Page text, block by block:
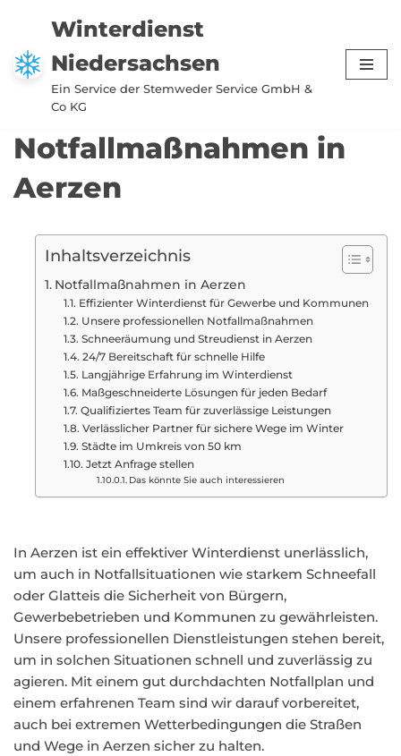
Zum
Inhalt
springen
Winterdienst
Niedersachsen
Ein Service der Stemweder Service GmbH &
Co KG
Notfallmaßnahmen in
Aerzen
Inhaltsverzeichnis
Notfallmaßnahmen in Aerzen
Effizienter Winterdienst für Gewerbe und Kommunen
Unsere professionellen Notfallmaßnahmen
Schneeräumung und Streudienst in Aerzen
24/7 Bereitschaft für schnelle Hilfe
Langjährige Erfahrung im Winterdienst
Maßgeschneiderte Lösungen für jeden Bedarf
Qualifiziertes Team für zuverlässige Leistungen
Verlässlicher Partner für sichere Wege im Winter
Städte im Umkreis von 50 km
Jetzt Anfrage stellen
Das könnte Sie auch interessieren
In Aerzen ist ein effektiver Winterdienst unerlässlich,
um auch in Notfallsituationen wie starkem Schneefall
oder Glatteis die Sicherheit von Bürgern,
Gewerbebetrieben und Kommunen zu gewährleisten.
Unsere professionellen Dienstleistungen stehen bereit,
um in solchen Situationen schnell und zuverlässig zu
agieren. Mit einem gut durchdachten Notfallplan und
einem erfahrenen Team sind wir darauf vorbereitet,
auch bei extremen Wetterbedingungen die Straßen
und Wege in Aerzen sicher zu halten.